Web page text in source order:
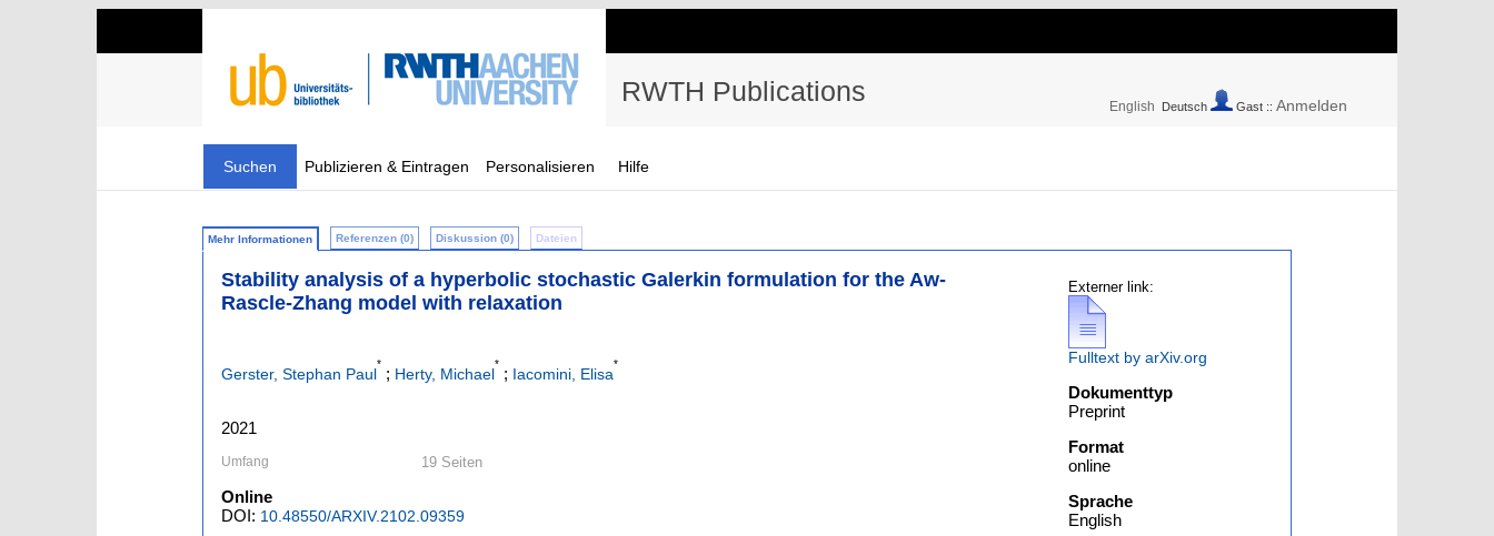
RWTH Publications English Deutsch Gast :: Anmelden
Suchen Publizieren & Eintragen Personalisieren Hilfe
Mehr Informationen Referenzen (0) Diskussion (0) Dateien
Stability analysis of a hyperbolic stochastic Galerkin formulation for the Aw-
Rascle-Zhang model with relaxation
Gerster, Stephan Paul
*
; Herty, Michael
*
; Iacomini, Elisa
*
2021
Umfang 19 Seiten
Online
DOI: 10.48550/ARXIV.2102.09359
Externer link:
Fulltext by arXiv.org
Dokumenttyp
Preprint
Format
online
Sprache
English